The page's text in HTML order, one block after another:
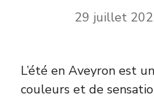
29 juillet
L’été en Aveyron est
couleurs et de